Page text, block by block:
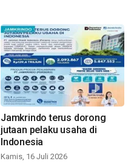
Jamkrindo terus dorong
jutaan pelaku usaha di
Indonesia
Kamis, 16 Juli 2026